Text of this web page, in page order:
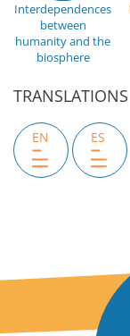
Interdependences
between
humanity and the
biosphere
TRANSLATIONS
EN ES